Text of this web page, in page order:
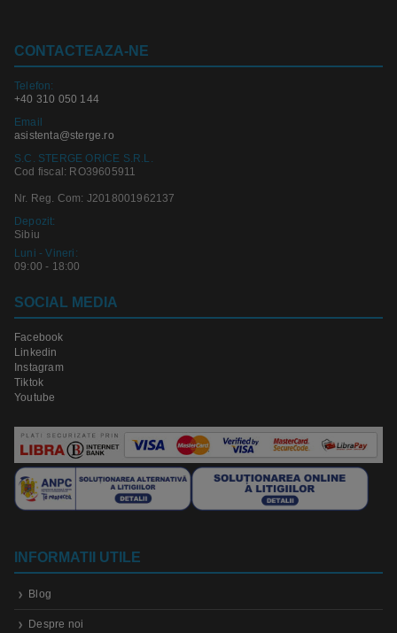
CONTACTEAZA-NE
Telefon:
+40 310 050 144
Email
asistenta@sterge.ro
S.C. STERGE ORICE S.R.L.
Cod fiscal: RO39605911
Nr. Reg. Com: J2018001962137
Depozit:
Sibiu
Luni - Vineri:
09:00 - 18:00
SOCIAL MEDIA
Facebook
Linkedin
Instagram
Tiktok
Youtube
INFORMATII UTILE
Blog
Despre noi